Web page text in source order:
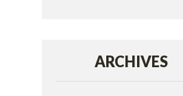
ARCHIVES